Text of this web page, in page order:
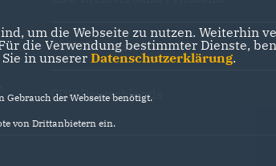
CDU Niedersachsen
CDU Deutschlands
um die Webseite zu nutzen.
die Verwendung bestimmter Dienste,
in unserer Datenschutzerklärung.
der Webseite benötigt.
von Drittanbietern ein.